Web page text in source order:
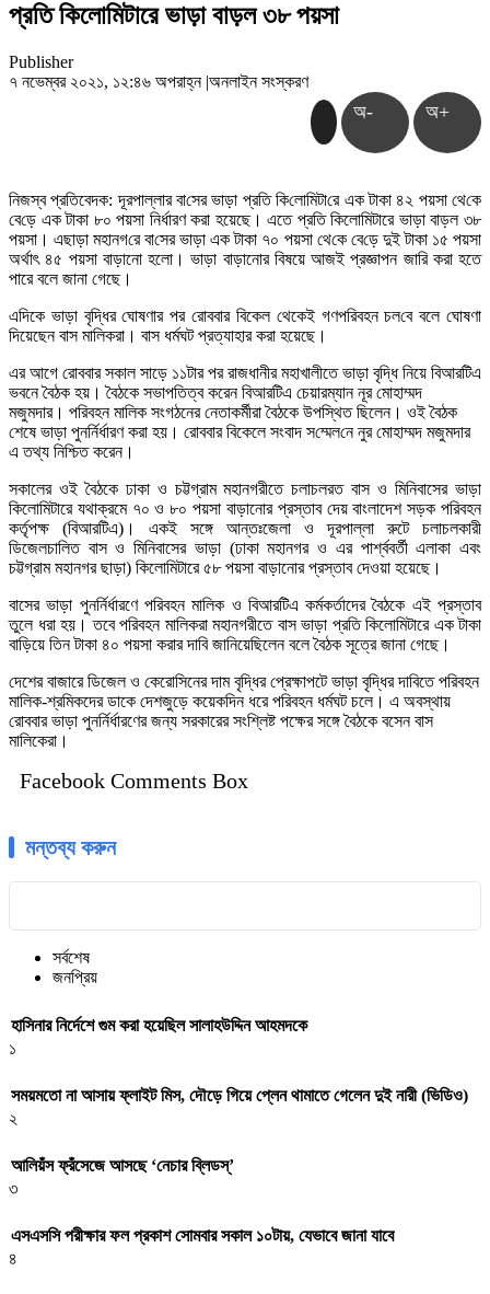
প্রতি কিলোমিটারে ভাড়া বাড়ল ৩৮ পয়সা
Publisher
৭ নভেম্বর ২০২১, ১২:৪৬ অপরাহ্ন |অনলাইন সংস্করণ
অ- অ+
নিজস্ব প্রতিবেদক: দূরপাল্লার বা‌সের ভ‌াড়া প্রতি কি‌লো‌মিটা‌রে এক টাকা ৪২ পয়সা থে‌কে
বে‌ড়ে এক টাকা ৮০ পয়সা নির্ধারণ করা হয়েছে। এতে প্রতি কিলোমিটারে ভাড়া বাড়ল ৩৮
পয়সা। এছাড়া মহানগ‌রে বা‌সের ভ‌াড়া এক টাকা ৭০ পয়সা থে‌কে বে‌ড়ে দুই টাকা ১৫ পয়সা
অর্থাৎ ৪৫ পয়সা বাড়ানো হলো। ভাড়া বাড়ানোর বিষয়ে আজই প্রজ্ঞাপন জারি করা হতে
পারে বলে জানা গেছে।
এদিকে ভাড়া বৃদ্ধির ঘোষণার পর রোববার বিকেল থেকেই গণপরিবহন চল‌বে বলে ঘোষণা
দিয়েছেন বাস মালিকরা। বাস ধর্মঘট প্রত্যাহার করা হয়েছে।
এর আগে রোববার সকাল সাড়ে ১১টার পর রাজধানীর মহাখালীতে ভাড়া বৃদ্ধি নিয়ে বিআরটিএ
ভবনে বৈঠক হয়। বৈঠকে সভাপতিত্ব করেন বিআরটিএ চেয়ারম্যান নূর মোহাম্মদ
মজুমদার। পরিবহন মালিক সংগঠনের নেতাকর্মীরা বৈঠকে উপস্থিত ছিলেন। ওই বৈঠক
শেষে ভাড়া পুনর্নির্ধারণ করা হয়। রোববার বিকেলে সংবাদ স‌ম্মেল‌নে নুর মোহাম্মদ মজুমদার
এ তথ্য নিশ্চিত করেন।
সকালের ওই বৈঠকে ঢাকা ও চট্টগ্রাম মহানগরীতে চলাচলরত বাস ও মিনিবাসের ভাড়া
কিলোমিটারে যথাক্রমে ৭০ ও ৮০ পয়সা বাড়ানোর প্রস্তাব দেয় বাংলাদেশ সড়ক পরিবহন
কর্তৃপক্ষ (বিআরটিএ)। একই সঙ্গে আন্তঃজেলা ও দূরপাল্লা রুটে চলাচলকারী
ডিজেলচালিত বাস ও মিনিবাসের ভাড়া (ঢাকা মহানগর ও এর পার্শ্ববর্তী এলাকা এবং
চট্টগ্রাম মহানগর ছাড়া) কিলোমিটারে ৫৮ পয়সা বাড়ানোর প্রস্তাব দেওয়া হয়েছে।
বাসের ভাড়া পুনর্নির্ধারণে পরিবহন মালিক ও বিআরটিএ কর্মকর্তাদের বৈঠকে এই প্রস্তাব
তুলে ধরা হয়। তবে পরিবহন মালিকরা মহানগরীতে বাস ভাড়া প্রতি কিলোমিটারে এক টাকা
বাড়িয়ে তিন টাকা ৪০ পয়সা করার দাবি জানিয়েছিলেন বলে বৈঠক সূত্রে জানা গেছে।
দেশের বাজারে ডিজেল ও কেরোসিনের দাম বৃদ্ধির প্রেক্ষাপটে ভাড়া বৃদ্ধির দাবিতে পরিবহন
মালিক-শ্রমিকদের ডাকে দেশজুড়ে কয়েকদিন ধরে পরিবহন ধর্মঘট চলে। এ অবস্থায়
রোববার ভাড়া পুনর্নির্ধারণের জন্য সরকারের সংশ্লিষ্ট পক্ষের সঙ্গে বৈঠকে বসেন বাস
মালিকেরা।
Facebook Comments Box
মন্তব্য করুন
সর্বশেষ
জনপ্রিয়
হাসিনার নির্দেশে গুম করা হয়েছিল সালাহউদ্দিন আহমদকে
১
সময়মতো না আসায় ফ্লাইট মিস, দৌড়ে গিয়ে প্লেন থামাতে গেলেন দুই নারী (ভিডিও)
২
আলিয়ঁস ফ্রঁসেজে আসছে ‘নেচার ব্লিডস্’
৩
এসএসসি পরীক্ষার ফল প্রকাশ সোমবার সকাল ১০টায়, যেভাবে জানা যাবে
৪